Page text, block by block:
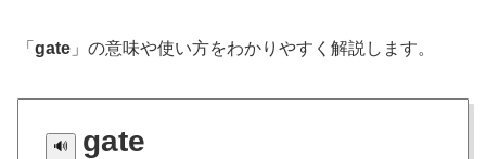
「 gate 」の意味や使い方をわかりやすく解説します。
gate